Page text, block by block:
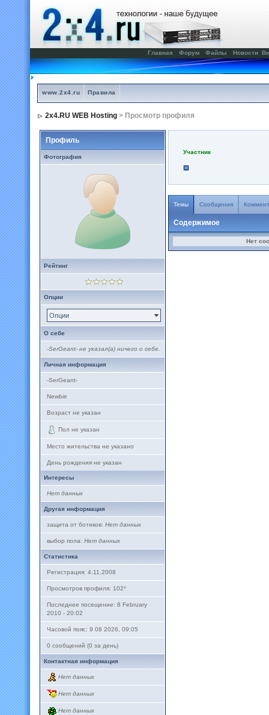
Главная Форум Файлы Новости
www.2x4.ru Правила
2x4.RU WEB Hosting > Просмотр профиля
Профиль
Фотография
Рейтинг
Опции
Опции
О себе
-SerGeant- не указал(а) ничего о себе.
Личная информация
-SerGeant-
Newbie
Возраст не указан
Пол не указан
Место жительства не указано
День рождения не указан
Интересы
Нет данных
Другая информация
защита от ботиков: Нет данных
выбор пола: Нет данных
Статистика
Регистрация: 4.11.2008
Просмотров профиля: 102*
Последнее посещение: 8 February
2010 - 20:02
Часовой пояс: 9 08 2026, 09:05
0 сообщений (0 за день)
Контактная информация
Нет данных
Нет данных
Нет данных
Участник
Темы Сообщения
Содержимое
Нет